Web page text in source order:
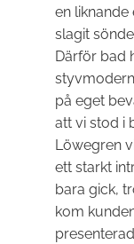
en liknande
slagit
Därför bad
på eget
att vi stod i
Löwegren
ett starkt
bara gick,
kom